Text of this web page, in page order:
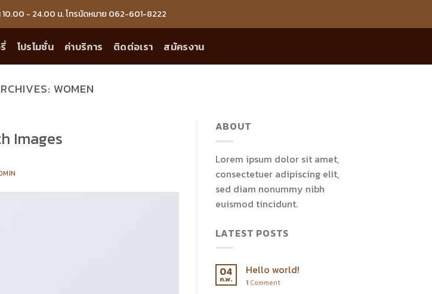
10.00 - 24.00 น. โทรนัดหมาย 062-601-8222
โปรโมชั่น ค่าบริการ ติดต่อเรา สมัครงาน
WOMEN
Images
ABOUT
Lorem ipsum dolor sit amet,
consectetuer adipiscing elit,
sed diam nonummy nibh
euismod tincidunt.
LATEST POSTS
04
ก.พ.
Hello world!
1Comment